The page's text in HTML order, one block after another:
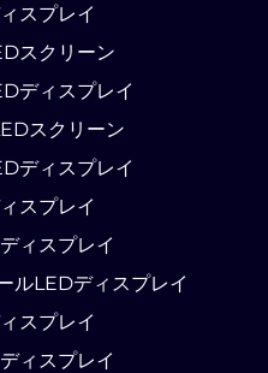
スプレイ
スクリーン
ディスプレイ
スクリーン
ディスプレイ
スプレイ
ィスプレイ
ルLEDディスプレイ
スプレイ
ィスプレイ